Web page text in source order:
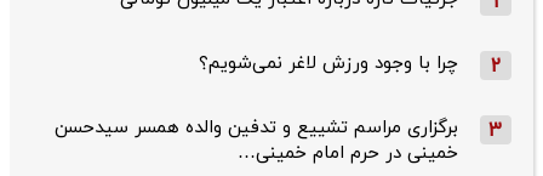
2 چرا با وجود ورزش لاغر نمی‌شویم؟
3
برگزاری مراسم تشییع و تدفین والده همسر سیدحسن
خمینی در حرم امام خمینی…